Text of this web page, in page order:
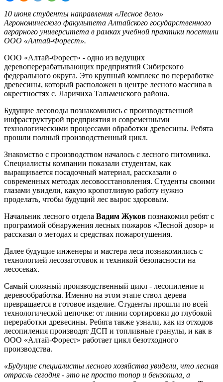
10 июня студенты направления «Лесное дело»
Агрономического факультета Алтайского государственного
аграрного университета в рамках учебной практики посетили
ООО «Алтай-Форест».
ООО «Алтай-Форест» - одно из ведущих
деревоперерабатывающих предприятий Сибирского
федерального округа. Это крупный комплекс по переработке
древесины, который расположен в центре лесного массива в
окрестностях с. Ларичиха Тальменского района.
Будущие лесоводы познакомились с производственной
инфраструктурой предприятия и современными
технологическими процессами обработки древесины. Ребята
прошли полный производственный цикл.
Знакомство с производством началось с лесного питомника.
Специалисты компании показали студентам, как
выращивается посадочный материал, рассказали о
современных методах лесовосстановления. Студенты своими
глазами увидели, какую кропотливую работу нужно
проделать, чтобы будущий лес вырос здоровым.
Начальник лесного отдела Вадим Жуков познакомил ребят с
программой обнаружения лесных пожаров «Лесной дозор» и
рассказал о методах и средствах пожаротушения.
Далее будущие инженеры и мастера леса познакомились с
технологией лесозаготовок и техникой безопасности на
лесосеках.
Самый сложный производственный цикл - лесопиление и
деревообработка. Именно на этом этапе ствол дерева
превращается в готовое изделие. Студенты прошли по всей
технологической цепочке: от линии сортировки до глубокой
переработки древесины. Ребята также узнали, как из отходов
лесопиления производят ДСП и топливные гранулы, и как в
ООО «Алтай-Форест» работает цикл безотходного
производства.
«Будущие специалисты лесного хозяйства увидели, что лесная
отрасль сегодня - это не просто топор и бензопила, а